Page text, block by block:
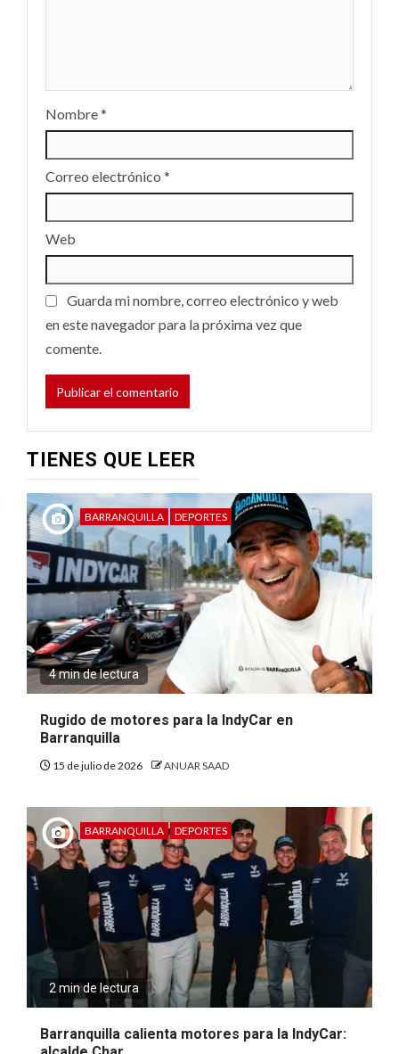
Nombre*
Correo electrónico *
Web
Guarda mi nombre, correo electrónico y web
en este navegador para la próxima vez que
comente.
TIENES QUE LEER
BARRANQUILLA DEPORTES
4 min de lectura
Rugido de motores para la IndyCar en
Barranquilla
15 de julio de 2026 ANUAR SAAD
BARRANQUILLA DEPORTES
2 min de lectura
Barranquilla calienta motores para la IndyCar: